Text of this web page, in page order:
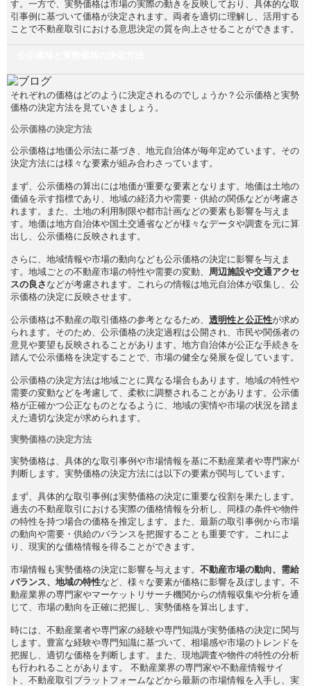
す。一方で、実勢価格は市場の実際の動きを反映しており、具体的な取
引事例に基づいて価格が決定されます。両者を適切に理解し、活用する
ことで不動産取引における意思決定の質を向上させることができます。
それぞれの価格はどのように決定されるのでしょうか？公示価格と実勢
価格の決定方法を見ていきましょう。
公示価格の決定方法
公示価格は地価公示法に基づき、地元自治体が毎年定めています。その
決定方法には様々な要素が組み合わさっています。
まず、公示価格の算出には地価が重要な要素となります。地価は土地の
価値を示す指標であり、地域の経済力や需要・供給の関係などが考慮さ
れます。また、土地の利用制限や都市計画などの要素も影響を与えま
す。地価は地方自治体や国土交通省などが様々なデータや調査を元に算
出し、公示価格に反映されます。
さらに、地域情報や市場の動向なども公示価格の決定に影響を与えま
す。地域ごとの不動産市場の特性や需要の変動、 周辺施設や交通アクセ
スの良さ などが考慮されます。これらの情報は地元自治体が収集し、公
示価格の決定に反映させます。
公示価格は不動産の取引価格の参考となるため、 透明性と公正性が求め
られます。そのため、公示価格の決定過程は公開され、市民や関係者の
意見や要望も反映されることがあります。地方自治体が公正な手続きを
踏んで公示価格を決定することで、市場の健全な発展を促しています。
公示価格の決定方法は地域ごとに異なる場合もあります。地域の特性や
需要の変動などを考慮して、柔軟に調整されることがあります。公示価
格が正確かつ公正なものとなるように、地域の実情や市場の状況を踏ま
えた適切な決定が求められます。
実勢価格の決定方法
実勢価格は、具体的な取引事例や市場情報を基に不動産業者や専門家が
判断します。実勢価格の決定方法には以下の要素が関与しています。
まず、具体的な取引事例は実勢価格の決定に重要な役割を果たします。
過去の不動産取引における実際の価格情報を分析し、同様の条件や物件
の特性を持つ場合の価格を推定します。また、最新の取引事例から市場
の動向や需要・供給のバランスを把握することも重要です。これによ
り、現実的な価格情報を得ることができます。
市場情報も実勢価格の決定に影響を与えます。 不動産市場の動向、需給
バランス、地域の特性など、様々な要素が価格に影響を及ぼします。不
動産業界の専門家やマーケットリサーチ機関からの情報収集や分析を通
じて、市場の動向を正確に把握し、実勢価格を算出します。
時には、不動産業者や専門家の経験や専門知識が実勢価格の決定に関与
します。豊富な経験や専門知識に基づいて、相場感や市場のトレンドを
把握し、適切な価格を判断します。また、現地調査や物件の特性の分析
も行われることがあります。 不動産業界の専門家や不動産情報サイ
ト、不動産取引プラットフォームなどから最新の市場情報を入手し、実